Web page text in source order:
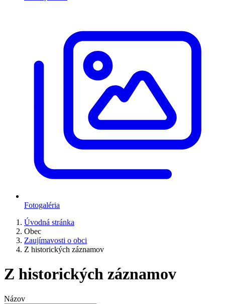
Fotogaléria
Úvodná stránka
Obec
Zaujímavosti o obci
Z historických záznamov
Z historických záznamov
Názov